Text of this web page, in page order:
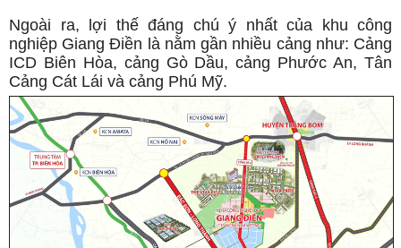
Ngoài ra, lợi thế đáng chú ý nhất của khu công
nghiệp Giang Điền là nằm gần nhiều cảng như: Cảng
ICD Biên Hòa, cảng Gò Dầu, cảng Phước An, Tân
Cảng Cát Lái và cảng Phú Mỹ.